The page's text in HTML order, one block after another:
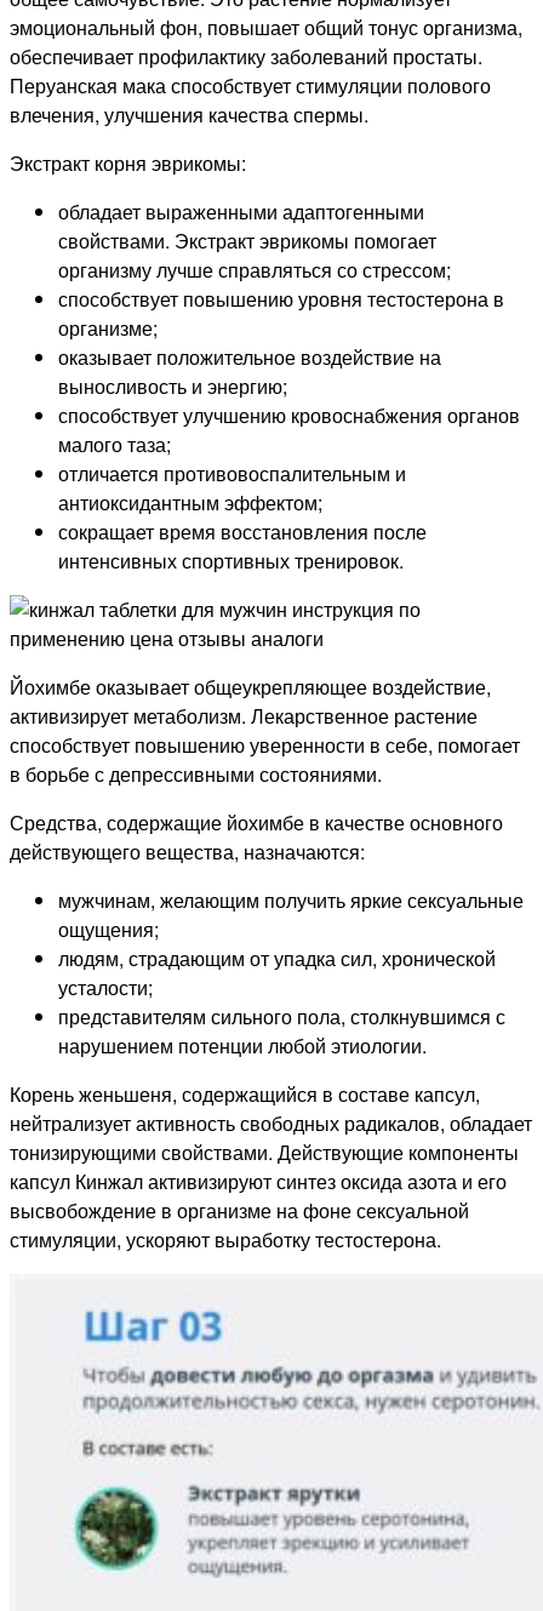
эмоциональный фон, повышает общий тонус организма,
обеспечивает профилактику заболеваний простаты.
Перуанская мака способствует стимуляции полового
влечения, улучшения качества спермы.
Экстракт корня эврикомы:
обладает выраженными адаптогенными
свойствами. Экстракт эврикомы помогает
организму лучше справляться со стрессом;
способствует повышению уровня тестостерона в
организме;
оказывает положительное воздействие на
выносливость и энергию;
способствует улучшению кровоснабжения органов
малого таза;
отличается противовоспалительным и
антиоксидантным эффектом;
сокращает время восстановления после
интенсивных спортивных тренировок.
Йохимбе оказывает общеукрепляющее воздействие,
активизирует метаболизм. Лекарственное растение
способствует повышению уверенности в себе, помогает
в борьбе с депрессивными состояниями.
Средства, содержащие йохимбе в качестве основного
действующего вещества, назначаются:
мужчинам, желающим получить яркие сексуальные
ощущения;
людям, страдающим от упадка сил, хронической
усталости;
представителям сильного пола, столкнувшимся с
нарушением потенции любой этиологии.
Корень женьшеня, содержащийся в составе капсул,
нейтрализует активность свободных радикалов, обладает
тонизирующими свойствами. Действующие компоненты
капсул Кинжал активизируют синтез оксида азота и его
высвобождение в организме на фоне сексуальной
стимуляции, ускоряют выработку тестостерона.